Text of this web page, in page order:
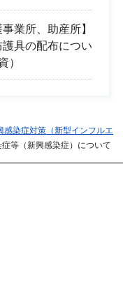
業所、助産所】
具の配布につい
）
感染症対策（新型インフルエ
等（新興感染症）について